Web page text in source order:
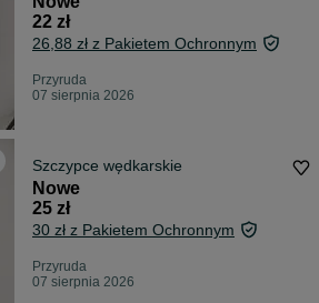
22 zł
26,88 zł z Pakietem Ochronnym
Przyruda
07 sierpnia 2026
Szczypce wędkarskie
Nowe
25 zł
30 zł z Pakietem Ochronnym
Przyruda
07 sierpnia 2026